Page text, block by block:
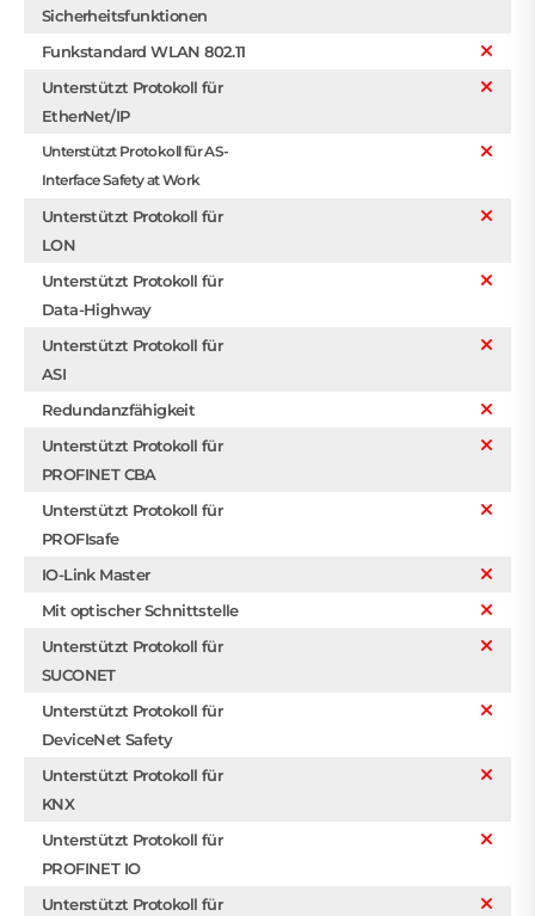
Sicherheitsfunktionen
Funkstandard WLAN 802.11
Unterstützt Protokoll für
EtherNet/IP
Unterstützt Protokoll für AS-
Interface Safety at Work
Unterstützt Protokoll für
LON
Unterstützt Protokoll für
Data-Highway
Unterstützt Protokoll für
ASI
Redundanzfähigkeit
Unterstützt Protokoll für
PROFINET CBA
Unterstützt Protokoll für
PROFIsafe
IO-Link Master
Mit optischer Schnittstelle
Unterstützt Protokoll für
SUCONET
Unterstützt Protokoll für
DeviceNet Safety
Unterstützt Protokoll für
KNX
Unterstützt Protokoll für
PROFINET IO
Unterstützt Protokoll für